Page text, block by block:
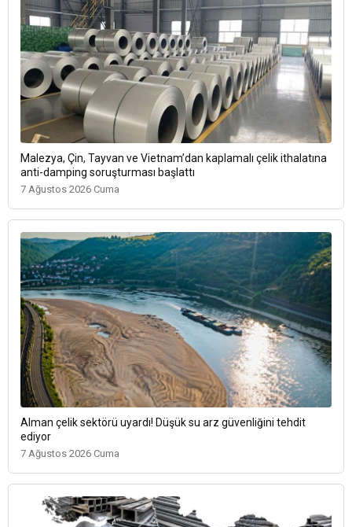
Malezya, Çin, Tayvan ve Vietnam’dan kaplamalı çelik ithalatına
anti-damping soruşturması başlattı
7 Ağustos 2026 Cuma
Alman çelik sektörü uyardı! Düşük su arz güvenliğini tehdit
ediyor
7 Ağustos 2026 Cuma